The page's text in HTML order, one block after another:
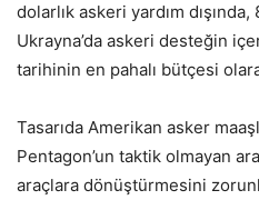
dolarlık askeri yardım
Ukrayna’da askeri desteğin
tarihinin en pahalı bütçesi
Tasarıda Amerikan asker
Pentagon’un taktik olmayan
araçlara dönüştürmesini